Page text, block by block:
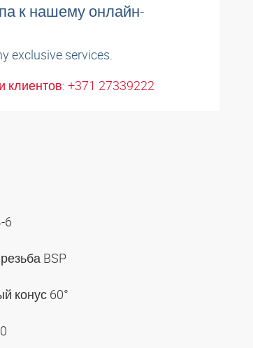
к нашему онлайн-
exclusive services.
+371 27339222
6
BSP
конус 60°